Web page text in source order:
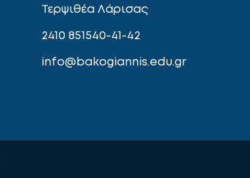
Τερψιθέα Λάρισας
2410 851540-41-42
info@bakogiannis.edu.gr